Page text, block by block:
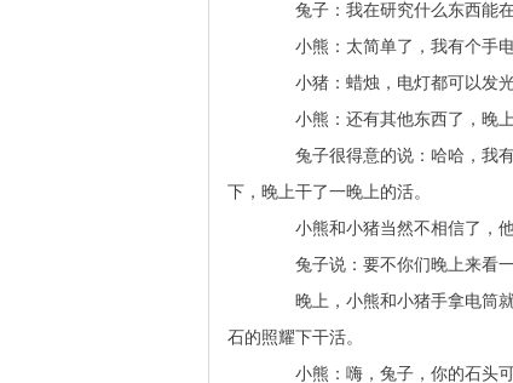
兔子：我在研究什么东西能在
小熊：太简单了，我有个手电
小猪：蜡烛，电灯都可以发光
小熊：还有其他东西了，晚上
兔子很得意的说：哈哈，我有
下，晚上干了一晚上的活。
小熊和小猪当然不相信了，他
兔子说：要不你们晚上来看一
晚上，小熊和小猪手拿电筒就
石的照耀下干活。
小熊：嗨，兔子，你的石头可